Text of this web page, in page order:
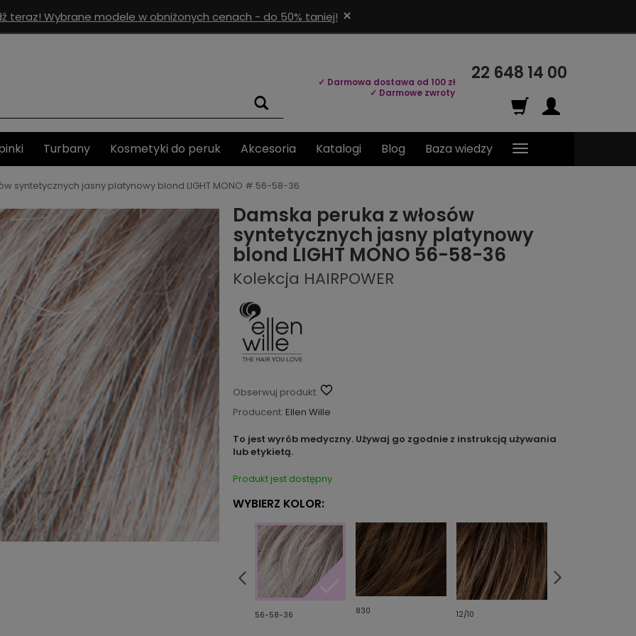
teraz! Wybrane modele w obniżonych cenach - do 50% taniej! ×
✓ Darmowa dostawa od 100 zł
✓ Darmowe zwroty
22 648 14 00
Turbany Kosmetyki do peruk Akcesoria Katalogi Blog Baza wiedzy
syntetycznych jasny platynowy blond LIGHT MONO # 56-58-36
Damska peruka z włosów
syntetycznych jasny platynowy
blond LIGHT MONO 56-58-36
Kolekcja HAIRPOWER
Obserwuj produkt:
Producent: Ellen Wille
To jest wyrób medyczny. Używaj go zgodnie z instrukcją używania
lub etykietą.
Produkt jest dostępny
WYBIERZ KOLOR:
56-58-36 830
12/10